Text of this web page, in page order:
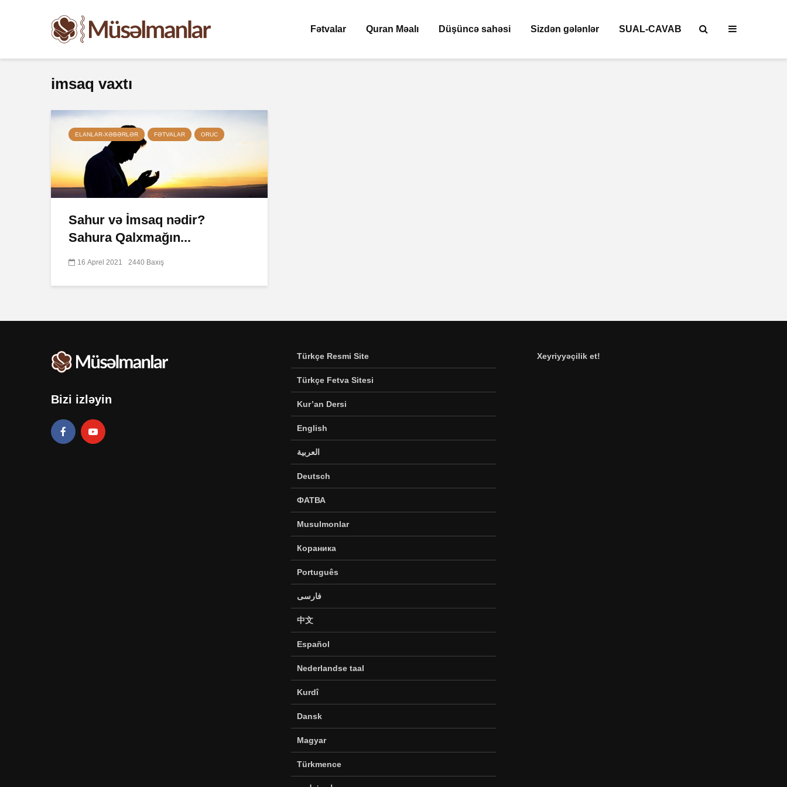
Fətvalar Quran Məalı Düşüncə sahəsi Sizdən gələnlər SUAL-CAVAB
imsaq vaxtı
ELANLAR-XƏBƏRLƏR FƏTVALAR ORUC
Sahur və İmsaq nədir?
Sahura Qalxmağın...
16 Aprel 2021 2440 Baxış
Bizi izləyin
Türkçe Resmi Site
Türkçe Fetva Sitesi
Kur’an Dersi
English
العربية
Deutsch
ФАТВА
Musulmonlar
Кораника
Português
فارسی
中文
Español
Nederlandse taal
Kurdî
Dansk
Magyar
Türkmence
Xeyriyyəçilik et!